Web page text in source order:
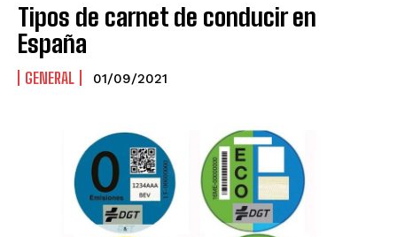
Tipos de carnet de conducir en
España
GENERAL 01/09/2021